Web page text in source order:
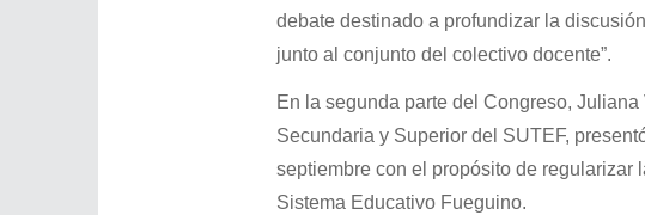
debate destinado a profundizar la
junto al conjunto del colectivo docente”.
En la segunda parte del Congreso,
Secundaria y Superior del SUTEF,
septiembre con el propósito de regularizar
Sistema Educativo Fueguino.